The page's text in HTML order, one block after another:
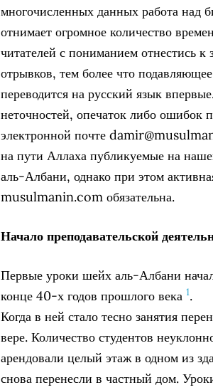
многочисленных данных работа над
отнимает огромное количество
читателей с пониманием отнестись
отрывков, тем более что
переводится на русский язык
неточностей, опечаток либо
электронной почте
на пути Аллаха публикуемые на
аль-Албани, однако при этом
musulmanin.com обязательна.
Начало преподавательской
Первые уроки шейх аль-Албани
конце 40-х годов прошлого века 1.
Когда в ней стало тесно занятия
вере. Количество студентов
арендовали целый этаж в одном из
снова перенесли в частный дом.